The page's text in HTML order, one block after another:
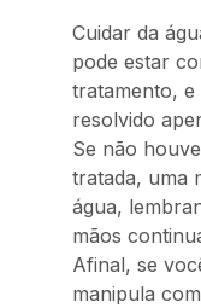
Cuidar da
pode estar
tratamento, e
resolvido
Se não
tratada, uma
água,
mãos
Afinal, se
manipula